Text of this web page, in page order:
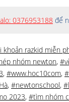
0376953188 để
khoản razkid miễn
nhóm newton,
, #www.hoc10com,
, #newtonschool,
2023, #tìm nhóm